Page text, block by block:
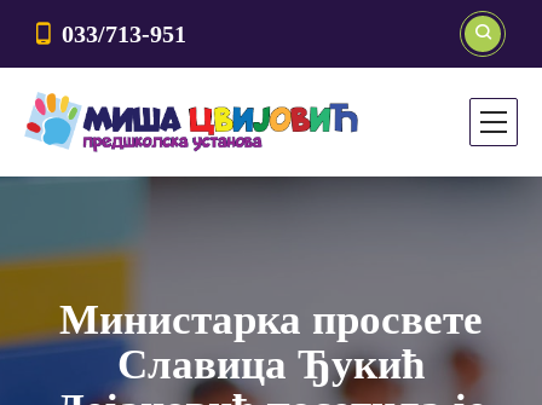
033/713-951
Министарка просвете
Славица Ђукић